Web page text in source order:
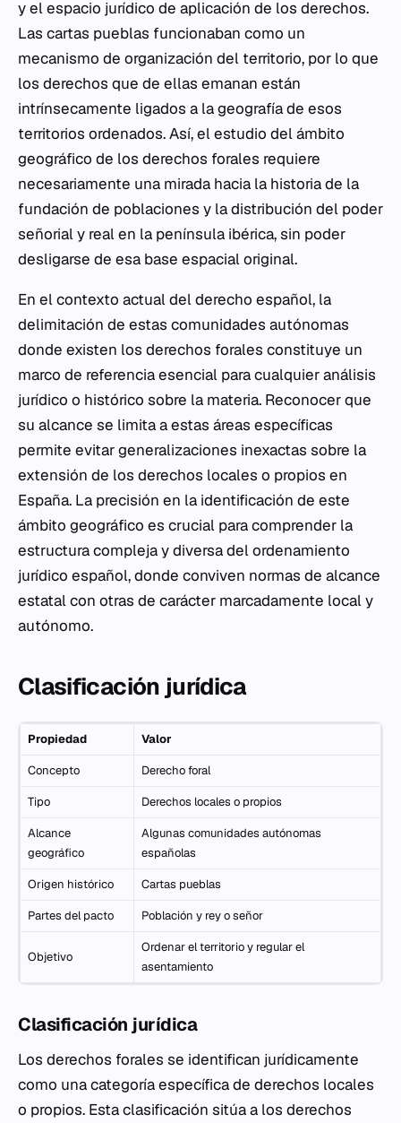
y el espacio jurídico de aplicación de los derechos.
Las cartas pueblas funcionaban como un
mecanismo de organización del territorio, por lo que
los derechos que de ellas emanan están
intrínsecamente ligados a la geografía de esos
territorios ordenados. Así, el estudio del ámbito
geográfico de los derechos forales requiere
necesariamente una mirada hacia la historia de la
fundación de poblaciones y la distribución del poder
señorial y real en la península ibérica, sin poder
desligarse de esa base espacial original.
En el contexto actual del derecho español, la
delimitación de estas comunidades autónomas
donde existen los derechos forales constituye un
marco de referencia esencial para cualquier análisis
jurídico o histórico sobre la materia. Reconocer que
su alcance se limita a estas áreas específicas
permite evitar generalizaciones inexactas sobre la
extensión de los derechos locales o propios en
España. La precisión en la identificación de este
ámbito geográfico es crucial para comprender la
estructura compleja y diversa del ordenamiento
jurídico español, donde conviven normas de alcance
estatal con otras de carácter marcadamente local y
autónomo.
Clasificación jurídica
Propiedad Valor
Concepto Derecho foral
Tipo Derechos locales o propios
Alcance
geográfico
Algunas comunidades autónomas
españolas
Origen histórico Cartas pueblas
Partes del pacto Población y rey o señor
Objetivo
Ordenar el territorio y regular el
asentamiento
Clasificación jurídica
Los derechos forales se identifican jurídicamente
como una categoría específica de derechos locales
o propios. Esta clasificación sitúa a los derechos